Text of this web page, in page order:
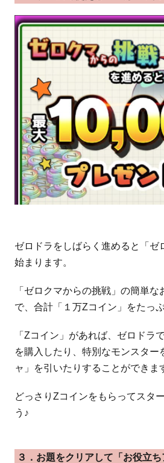
ゼロドラをしばらく進めると「ゼ
始まります。
「ゼロクマからの挑戦」の簡単
で、合計「１万Zコイン」をたっ
「Zコイン」があれば、ゼロドラ
を購入したり、特別なモンスター
ャ」を引いたりすることができま
どっさりZコインをもらってスタ
う♪
３．お題をクリアして「お役立ち